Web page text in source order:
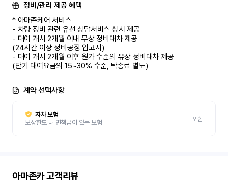
정비/관리 제공 혜택
* 아마존케어 서비스
- 차량 정비 관련 유선 상담서비스 상시 제공
- 대여 개시 2개월 이내 무상 정비대차 제공
(24시간 이상 정비공장 입고시)
- 대여 개시 2개월 이후 원가 수준의 유상 정비대차 제공
(단기 대여요금의 15~30% 수준, 탁송료 별도)
계약 선택사항
자차 보험
보상한도 내 면책금이 있는 보험
포함
아마존카고객리뷰